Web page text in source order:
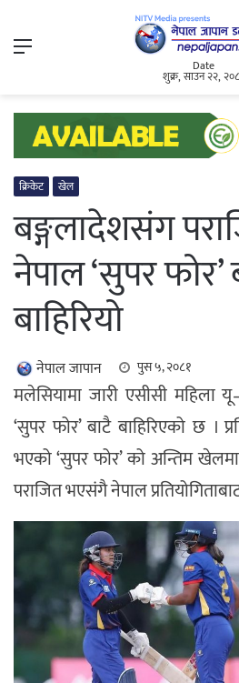
Menu
Date
शुक्र, साउन २२,
क्रिकेट खेल
बङ्गलादेशसंग
नेपाल ‘सुपर फोर’
बाहिरियो
नेपाल जापान पुस ५, २०८१
मलेसियामा जारी एसीसी महिला
‘सुपर फोर’ बाटै बाहिरिएको छ ।
भएको ‘सुपर फोर’ को अन्तिम
पराजित भएसंगै नेपाल